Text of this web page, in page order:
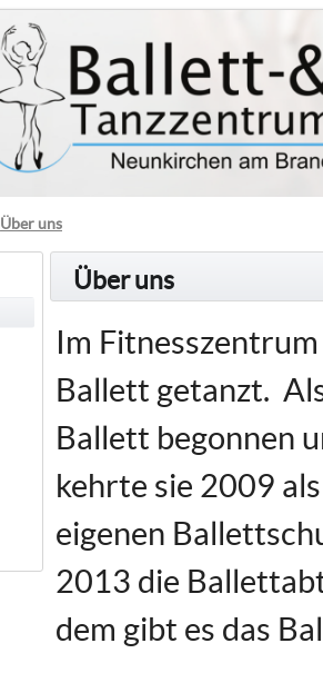
Über uns
Über uns
Im
Ballett getanzt.
Ballett begonnen
kehrte sie 2009
eigenen
2013 die
dem gibt es das